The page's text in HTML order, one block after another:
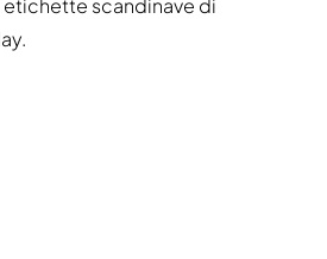
scandinave di